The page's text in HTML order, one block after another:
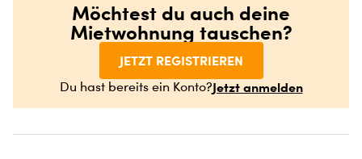
Möchtest du auch deine
Mietwohnung tauschen?
JETZT REGISTRIEREN
Du hast bereits ein Konto?Jetzt anmelden